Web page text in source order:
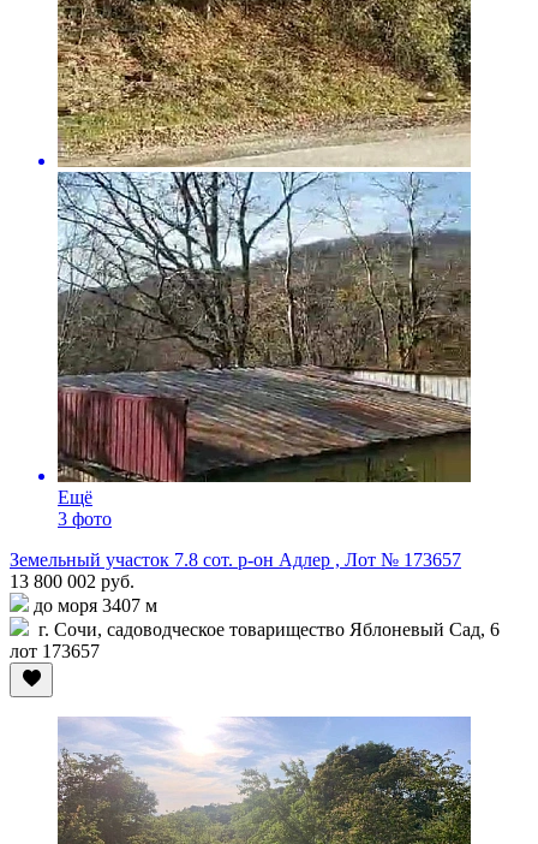
Ещё
3 фото
Земельный участок 7.8 сот. р-он Адлер , Лот № 173657
13 800 002 руб.
до моря 3407 м
г. Сочи, садоводческое товарищество Яблоневый Сад, 6
лот 173657